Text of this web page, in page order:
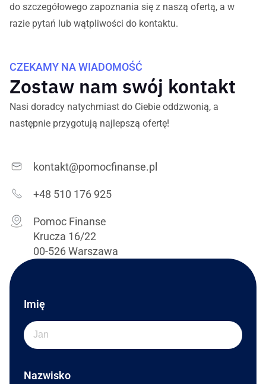
do szczegółowego zapoznania się z naszą ofertą, a w
razie pytań lub wątpliwości do kontaktu.
CZEKAMY NA WIADOMOŚĆ
Zostaw nam swój kontakt
Nasi doradcy natychmiast do Ciebie oddzwonią, a
następnie przygotują najlepszą ofertę!
kontakt@pomocfinanse.pl
+48 510 176 925
Pomoc Finanse
Krucza 16/22
00-526 Warszawa
Imię
Nazwisko